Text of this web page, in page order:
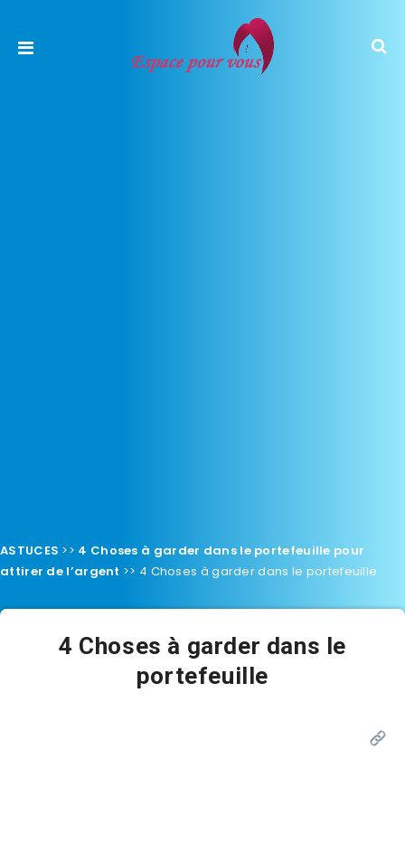
ASTUCES >> 4 Choses à garder dans le portefeuille pour
attirer de l’argent >> 4 Choses à garder dans le portefeuille
4 Choses à garder dans le
portefeuille